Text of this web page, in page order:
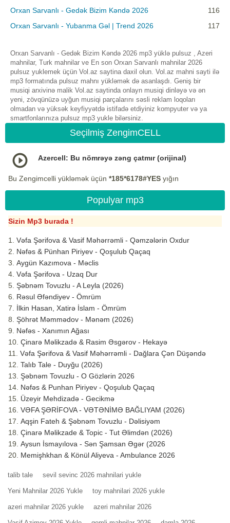
Orxan Sarvanlı - Gedək Bizim Kəndə 2026
116
Orxan Sarvanlı - Yubanma Gəl | Trend 2026
117
Orxan Sarvanlı - Gedək Bizim Kəndə 2026 mp3 yüklə pulsuz , Azeri
mahnilar, Turk mahnilar ve En son Orxan Sarvanlı mahnilar 2026
pulsuz yuklemek üçün Vol.az saytina daxil olun. Vol.az mahni sayti ilə
mp3 formatında pulsuz mahnı yükləmək də asanlaşdı. Geniş bir
musiqi arxivinə malik Vol.az saytinda onlayn musiqi dinləyə və ən
yeni, zövqünüzə uyğun musiqi parçalarını səsli reklam loqoları
olmadan və yüksək keyfiyyətdə istifadə etdiyiniz kompyuter və ya
smartfonlarınıza pulsuz mp3 yukle bilərsiniz.
Seçilmiş ZengimCELL
Azercell: Bu nömrəyə zəng çatmır (orijinal)
Bu Zengimcelli yükləmək üçün *185*6178#YES yığın
Populyar mp3
Sizin Mp3 burada !
Vəfa Şərifova & Vasif Məhərrəmli - Qəmzələrin Oxdur
Nəfəs & Pünhan Piriyev - Qoşulub Qaçaq
Aygün Kazımova - Məclis
Vəfa Şərifova - Uzaq Dur
Şəbnəm Tovuzlu - A Leyla (2026)
Rəsul Əfəndiyev - Ömrüm
İlkin Hasan, Xatirə İslam - Ömrüm
Şöhrət Məmmədov - Mənəm (2026)
Nəfəs - Xanımın Ağası
Çinarə Məlikzadə & Rasim Əsgərov - Hekayə
Vəfa Şərifova & Vasif Məhərrəmli - Dağlara Çən Düşəndə
Talıb Tale - Duyğu (2026)
Şəbnəm Tovuzlu - O Gözlərin 2026
Nəfəs & Punhan Piriyev - Qoşulub Qaçaq
Üzeyir Mehdizadə - Gecikmə
VƏFA ŞƏRİFOVA - VƏTƏNİMƏ BAĞLIYAM (2026)
Aqşin Fateh & Şəbnəm Tovuzlu - Dəlisiyəm
Çinarə Məlikzade & Topic - Tut Əlimdən (2026)
Aysun İsmayılova - Sən Şamsan Əgər (2026
Memişhkhan & Könül Aliyeva - Ambulance 2026
talib tale sevil sevinc 2026 mahnilari yukle
Yeni Mahnilar 2026 Yukle toy mahnilari 2026 yukle
azeri mahnilar 2026 yukle azeri mahnilar 2026